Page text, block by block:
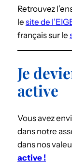
Retrouvez
le site de
français sur le
Je
active
Vous avez
dans notre
dans nos
active !